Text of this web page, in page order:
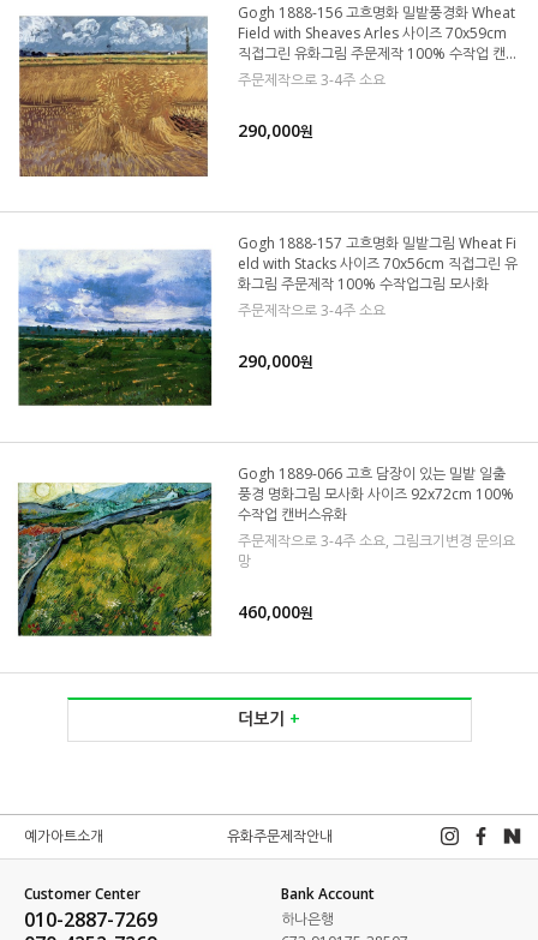
Gogh 1888-156 고흐명화 밀밭풍경화 Wheat
Field with Sheaves Arles 사이즈 70x59cm
직접그린 유화그림 주문제작 100% 수작업 캔버
스그림 모사화
주문제작으로 3-4주 소요
290,000원
Gogh 1888-157 고흐명화 밀밭그림 Wheat Fi
eld with Stacks 사이즈 70x56cm 직접그린 유
화그림 주문제작 100% 수작업그림 모사화
주문제작으로 3-4주 소요
290,000원
Gogh 1889-066 고흐 담장이 있는 밀밭 일출
풍경 명화그림 모사화 사이즈 92x72cm 100%
수작업 캔버스유화
주문제작으로 3-4주 소요, 그림크기변경 문의요
망
460,000원
더보기 +
예가아트소개 유화주문제작안내
Customer Center
010-2887-7269
Bank Account
하나은행